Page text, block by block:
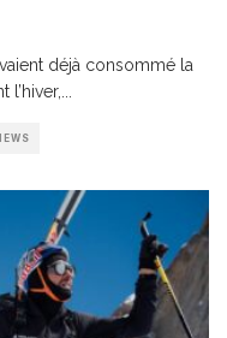
déjà consommé la